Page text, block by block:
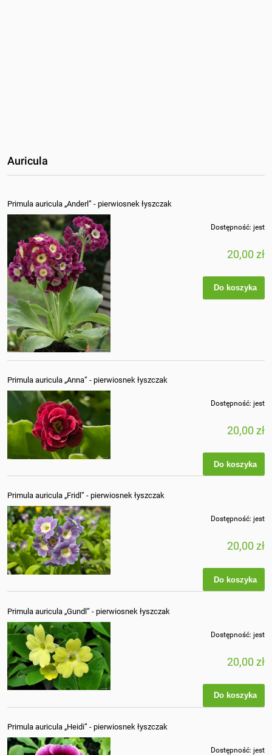
Auricula
Primula auricula „Anderl” - pierwiosnek łyszczak
Dostępność: jest
20,00 zł
Do koszyka
Primula auricula „Anna” - pierwiosnek łyszczak
Dostępność: jest
20,00 zł
Do koszyka
Primula auricula „Fridl” - pierwiosnek łyszczak
Dostępność: jest
20,00 zł
Do koszyka
Primula auricula „Gundl” - pierwiosnek łyszczak
Dostępność: jest
20,00 zł
Do koszyka
Primula auricula „Heidi” - pierwiosnek łyszczak
Dostępność: jest